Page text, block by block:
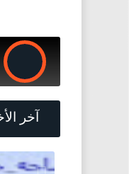
آخر
تحميل